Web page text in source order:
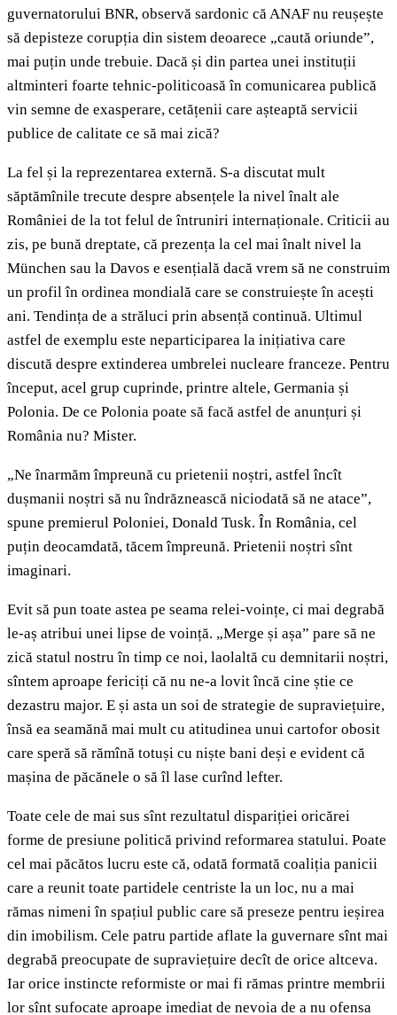
guvernatorului BNR, observă sardonic că ANAF nu reușește
să depisteze corupția din sistem deoarece „caută oriunde”,
mai puțin unde trebuie. Dacă și din partea unei instituții
altminteri foarte tehnic-politicoasă în comunicarea publică
vin semne de exasperare, cetățenii care așteaptă servicii
publice de calitate ce să mai zică?
La fel și la reprezentarea externă. S-a discutat mult
săptămînile trecute despre absențele la nivel înalt ale
României de la tot felul de întruniri internaționale. Criticii au
zis, pe bună dreptate, că prezența la cel mai înalt nivel la
München sau la Davos e esențială dacă vrem să ne construim
un profil în ordinea mondială care se construiește în acești
ani. Tendința de a străluci prin absență continuă. Ultimul
astfel de exemplu este neparticiparea la inițiativa care
discută despre extinderea umbrelei nucleare franceze. Pentru
început, acel grup cuprinde, printre altele, Germania și
Polonia. De ce Polonia poate să facă astfel de anunțuri și
România nu? Mister.
„Ne înarmăm împreună cu prietenii noștri, astfel încît
dușmanii noștri să nu îndrăznească niciodată să ne atace”,
spune premierul Poloniei, Donald Tusk. În România, cel
puțin deocamdată, tăcem împreună. Prietenii noștri sînt
imaginari.
Evit să pun toate astea pe seama relei-voințe, ci mai degrabă
le-aș atribui unei lipse de voință. „Merge și așa” pare să ne
zică statul nostru în timp ce noi, laolaltă cu demnitarii noștri,
sîntem aproape fericiți că nu ne-a lovit încă cine știe ce
dezastru major. E și asta un soi de strategie de supraviețuire,
însă ea seamănă mai mult cu atitudinea unui cartofor obosit
care speră să rămînă totuși cu niște bani deși e evident că
mașina de păcănele o să îl lase curînd lefter.
Toate cele de mai sus sînt rezultatul dispariției oricărei
forme de presiune politică privind reformarea statului. Poate
cel mai păcătos lucru este că, odată formată coaliția panicii
care a reunit toate partidele centriste la un loc, nu a mai
rămas nimeni în spațiul public care să preseze pentru ieșirea
din imobilism. Cele patru partide aflate la guvernare sînt mai
degrabă preocupate de supraviețuire decît de orice altceva.
Iar orice instincte reformiste or mai fi rămas printre membrii
lor sînt sufocate aproape imediat de nevoia de a nu ofensa